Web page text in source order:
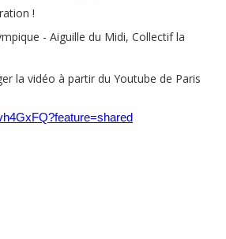
!
- Aiguille du Midi, Collectif la
la vidéo à partir du Youtube de Paris